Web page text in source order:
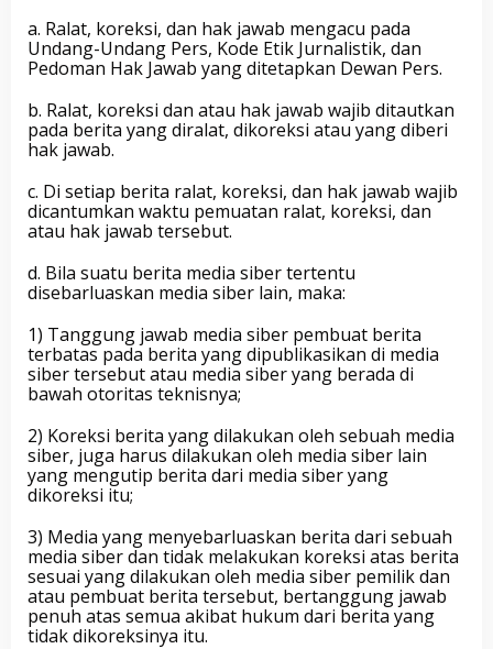
a. Ralat, koreksi, dan hak jawab mengacu pada
Undang-Undang Pers, Kode Etik Jurnalistik, dan
Pedoman Hak Jawab yang ditetapkan Dewan Pers.
b. Ralat, koreksi dan atau hak jawab wajib ditautkan
pada berita yang diralat, dikoreksi atau yang diberi
hak jawab.
c. Di setiap berita ralat, koreksi, dan hak jawab wajib
dicantumkan waktu pemuatan ralat, koreksi, dan
atau hak jawab tersebut.
d. Bila suatu berita media siber tertentu
disebarluaskan media siber lain, maka:
1) Tanggung jawab media siber pembuat berita
terbatas pada berita yang dipublikasikan di media
siber tersebut atau media siber yang berada di
bawah otoritas teknisnya;
2) Koreksi berita yang dilakukan oleh sebuah media
siber, juga harus dilakukan oleh media siber lain
yang mengutip berita dari media siber yang
dikoreksi itu;
3) Media yang menyebarluaskan berita dari sebuah
media siber dan tidak melakukan koreksi atas berita
sesuai yang dilakukan oleh media siber pemilik dan
atau pembuat berita tersebut, bertanggung jawab
penuh atas semua akibat hukum dari berita yang
tidak dikoreksinya itu.